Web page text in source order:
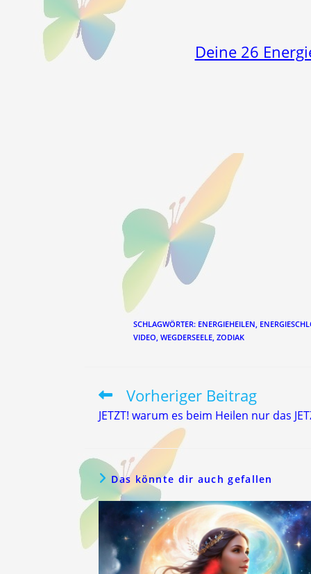
Deine 26
SCHLAGWÖRTER: ENERGIEHEILEN
VIDEO WEGDERSEELE ZODIAK
Weitere
ansehen
Vorheriger Beitrag
JETZT! warum es beim Heilen nur das
Das könnte dir auch gefallen